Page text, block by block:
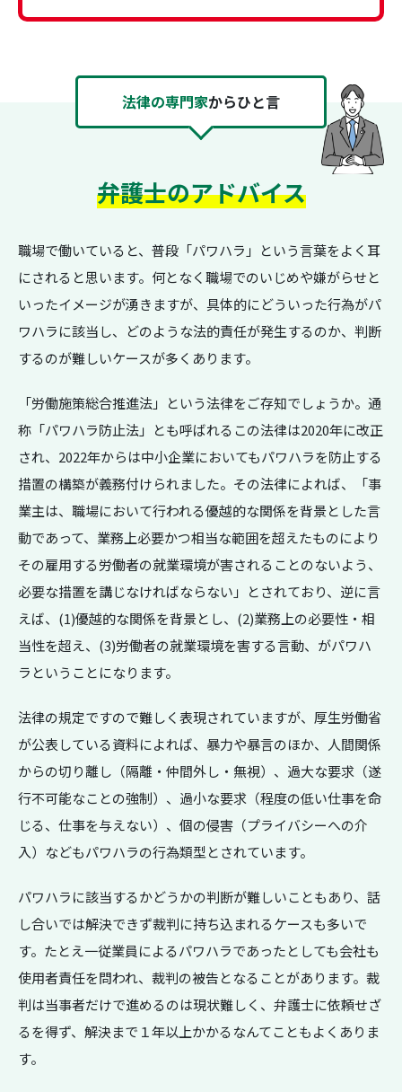
法律の専門家からひと言
弁護士のアドバイス
職場で働いていると、普段「パワハラ」という言葉をよく耳
にされると思います。何となく職場でのいじめや嫌がらせと
いったイメージが湧きますが、具体的にどういった行為がパ
ワハラに該当し、どのような法的責任が発生するのか、判断
するのが難しいケースが多くあります。
「労働施策総合推進法」という法律をご存知でしょうか。通
称「パワハラ防止法」とも呼ばれるこの法律は2020年に改正
され、2022年からは中小企業においてもパワハラを防止する
措置の構築が義務付けられました。その法律によれば、「事
業主は、職場において行われる優越的な関係を背景とした言
動であって、業務上必要かつ相当な範囲を超えたものにより
その雇用する労働者の就業環境が害されることのないよう、
必要な措置を講じなければならない」とされており、逆に言
えば、(1)優越的な関係を背景とし、(2)業務上の必要性・相
当性を超え、(3)労働者の就業環境を害する言動、がパワハ
ラということになります。
法律の規定ですので難しく表現されていますが、厚生労働省
が公表している資料によれば、暴力や暴言のほか、人間関係
からの切り離し（隔離・仲間外し・無視）、過大な要求（遂
行不可能なことの強制）、過小な要求（程度の低い仕事を命
じる、仕事を与えない）、個の侵害（プライバシーへの介
入）などもパワハラの行為類型とされています。
パワハラに該当するかどうかの判断が難しいこともあり、話
し合いでは解決できず裁判に持ち込まれるケースも多いで
す。たとえ一従業員によるパワハラであったとしても会社も
使用者責任を問われ、裁判の被告となることがあります。裁
判は当事者だけで進めるのは現状難しく、弁護士に依頼せざ
るを得ず、解決まで１年以上かかるなんてこともよくありま
す。